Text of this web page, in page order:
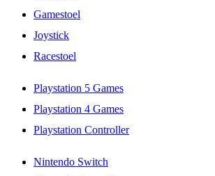
Gamestoel
Joystick
Racestoel
Playstation 5 Games
Playstation 4 Games
Playstation Controller
Nintendo Switch